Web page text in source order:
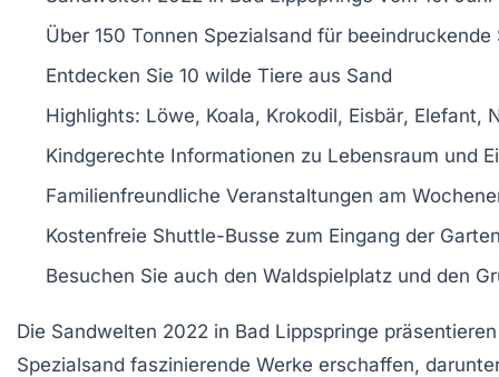
Über 150 Tonnen Spezialsand für beeindruckende
Entdecken Sie 10 wilde Tiere aus Sand
Highlights: Löwe, Koala, Krokodil, Eisbär, Elefant,
Kindgerechte Informationen zu Lebensraum und
Familienfreundliche Veranstaltungen am
Kostenfreie Shuttle-Busse zum Eingang der
Besuchen Sie auch den Waldspielplatz und den
Die Sandwelten 2022 in Bad Lippspringe
Spezialsand faszinierende Werke erschaffen,